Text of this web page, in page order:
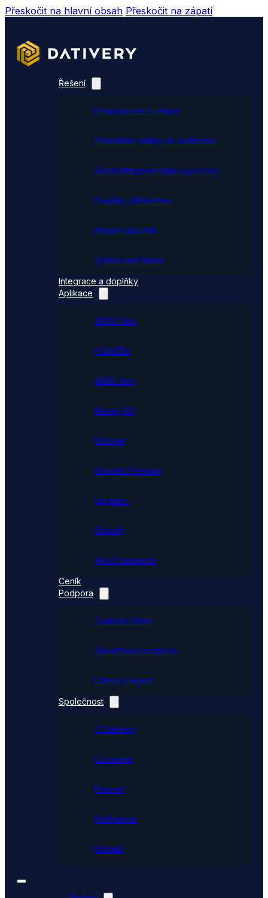
Přeskočit na hlavní obsah Přeskočit na zápatí
Řešení
Propojujeme e-shopy
Přenášíme platby do účetnictví
Automatizujeme data a procesy
Doplňky ABRA Flexi
Mobilní skladník
Vytěžování faktur
Integrace a doplňky
Aplikace
ABRA Flexi
POHODA
ABRA Gen
Money S3
Shoptet
Shoptet Premium
Upgates
Shopify
WooCommerce
Ceník
Podpora
Znalostní báze
Zákaznická podpora
Dativery Agent
Společnost
O Dativery
Co umíme
Partneři
Reference
Kontakt